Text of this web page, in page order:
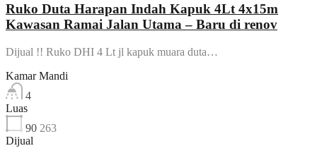
Ruko Duta Harapan Indah Kapuk 4Lt 4x15m
Kawasan Ramai Jalan Utama – Baru di renov
Dijual !! Ruko DHI 4 Lt jl kapuk muara duta…
Kamar Mandi
4
Luas
90 263
Dijual